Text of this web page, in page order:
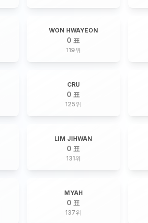
WON HWAYEON
0 표
119위
CRU
0 표
125위
LIM JIHWAN
0 표
131위
MYAH
0 표
137위